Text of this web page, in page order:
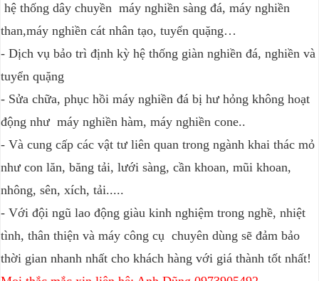
hệ thống dây chuyền máy nghiền sàng đá, máy nghiền
than,máy nghiền cát nhân tạo, tuyển quặng…
- Dịch vụ bảo trì định kỳ hệ thống giàn nghiền đá, nghiền và
tuyển quặng
- Sửa chữa, phục hồi máy nghiền đá bị hư hỏng không hoạt
động như máy nghiền hàm, máy nghiền cone..
- Và cung cấp các vật tư liên quan trong ngành khai thác mỏ
như con lăn, băng tải, lưới sàng, cần khoan, mũi khoan,
nhông, sên, xích, tải.....
- Với đội ngũ lao động giàu kinh nghiệm trong nghề, nhiệt
tình, thân thiện và máy công cụ chuyên dùng sẽ đảm bảo
thời gian nhanh nhất cho khách hàng với giá thành tốt nhất!